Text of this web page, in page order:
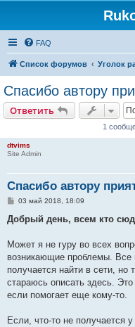
FAQ
Список форумов Уголок
Спасибо автору
Ответить
1
dtvims
Site Admin
Спасибо автору
С
о
е
и
е
03 май 2018, 18:09
Добрый день, всем кто
Может я не гуру во всех
возникающие проблемы. Все
получается найти в сети, но
стараюсь описать здесь.
если помогает еще кому-то.
Если, что-то не получается